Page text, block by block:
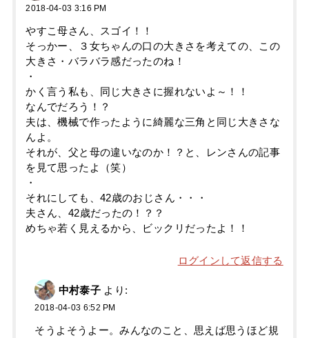
2018-04-03 3:16 PM
やすこ母さん、スゴイ！！
そっかー、３女ちゃんの口の大きさを考えての、この
大きさ・バラバラ感だったのね！
・
かく言う私も、同じ大きさに握れないよ～！！
なんでだろう！？
夫は、機械で作ったように綺麗な三角と同じ大きさな
んよ。
それが、父と母の違いなのか！？と、レンさんの記事
を見て思ったよ（笑）
・
それにしても、42歳のおじさん・・・
夫さん、42歳だったの！？？
めちゃ若く見えるから、ビックリだったよ！！
ログインして返信する
中村泰子 より:
2018-04-03 6:52 PM
そうよそうよー。みんなのこと、思えば思うほど規